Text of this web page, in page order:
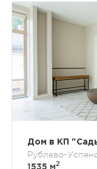
Дом в КП
Рублево-
1535 м2